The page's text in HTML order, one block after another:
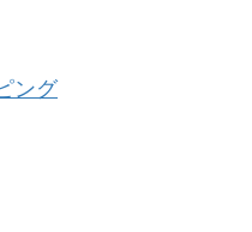
ング